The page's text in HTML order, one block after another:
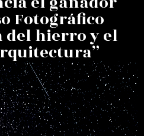
Fotográfico
del hierro y el